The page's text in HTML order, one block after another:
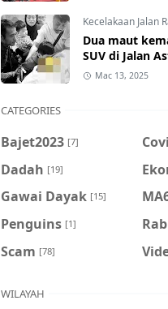
Kecelakaan Jalan
Dua maut
SUV di Jalan
Mac 13, 2025
CATEGORIES
Bajet2023 [7]
Dadah [19]
Gawai Dayak [15]
Penguins [1]
Scam [78]
WILAYAH